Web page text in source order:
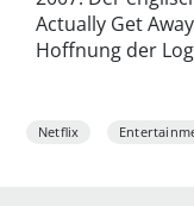
Actually Get
Hoffnung der
Netflix